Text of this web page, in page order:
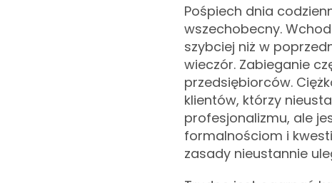
Pośpiech dnia
wszechobecny.
szybciej niż w
wieczór. Zabieganie
przedsiębiorców.
klientów, którzy
profesjonalizmu, ale
formalnościom i
zasady nieustannie